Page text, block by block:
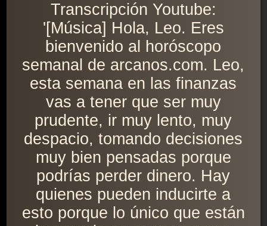
Transcripción Youtube:
'[Música] Hola, Leo. Eres
bienvenido al horóscopo
semanal de arcanos.com. Leo,
esta semana en las finanzas
vas a tener que ser muy
prudente, ir muy lento, muy
despacio, tomando decisiones
muy bien pensadas porque
podrías perder dinero. Hay
quienes pueden inducirte a
esto porque lo único que están